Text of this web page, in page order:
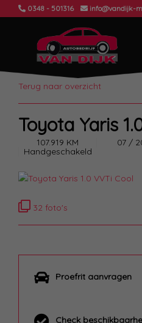
0348 - 501316 info@vandijk-
Terug naar overzicht
Toyota Yaris
107.919 KM 07 /
Handgeschakeld
32 foto's
Proefrit aanvragen
Check